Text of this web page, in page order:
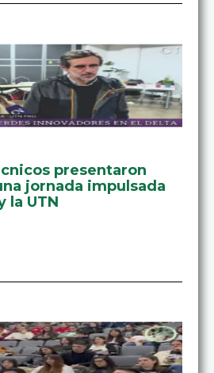
presentaron
jornada impulsada
la UTN